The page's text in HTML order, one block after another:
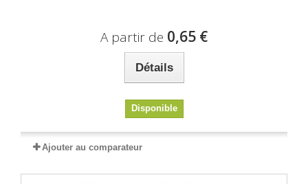
A partir de 0,65 €
Détails
Disponible
Ajouter au comparateur